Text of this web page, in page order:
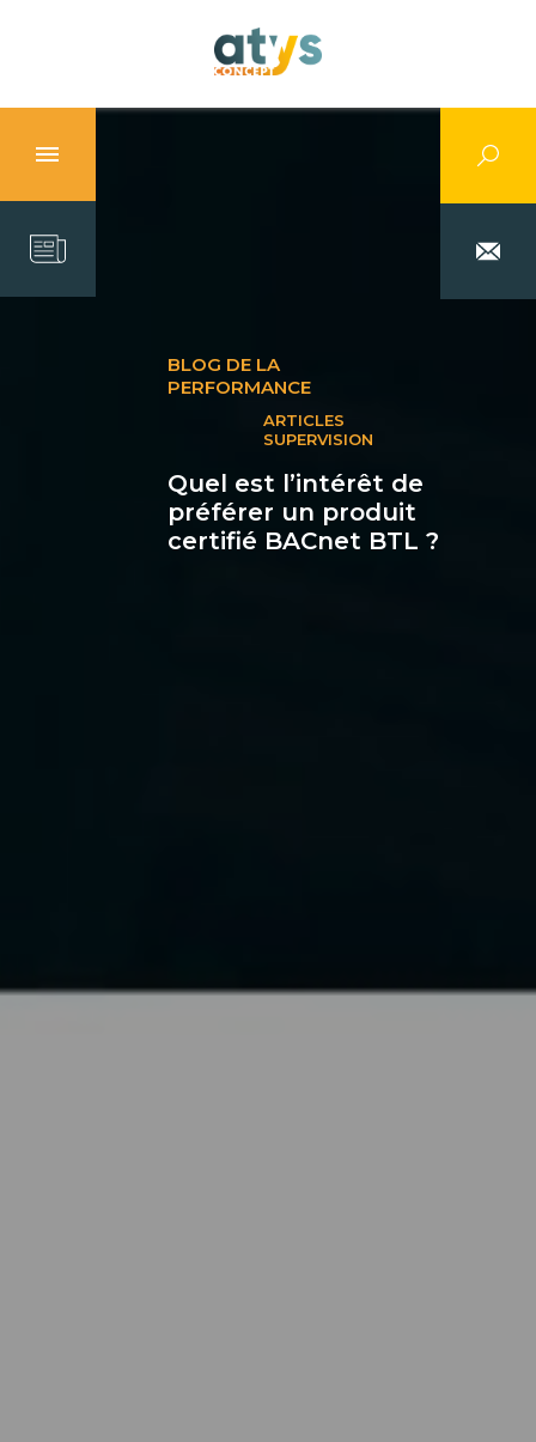
BLOG DE LA
PERFORMANCE
ARTICLES
SUPERVISION
Quel est l’intérêt de
préférer un produit
certifié BACnet BTL ?